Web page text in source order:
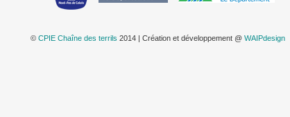
© CPIE Chaîne des terrils 2014 | Création et développement @ WAIPdesign